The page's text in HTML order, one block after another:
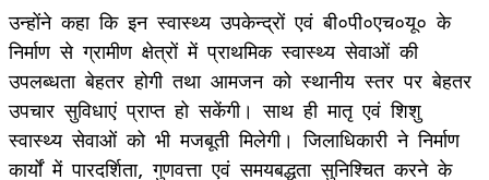
उन्होंने कहा कि इन स्वास्थ्य उपकेन्द्रों एवं बी०पी०एच०यू० के
निर्माण से ग्रामीण क्षेत्रों में प्राथमिक स्वास्थ्य सेवाओं की
उपलब्धता बेहतर होगी तथा आमजन को स्थानीय स्तर पर बेहतर
उपचार सुविधाएं प्राप्त हो सकेंगी। साथ ही मातृ एवं शिशु
स्वास्थ्य सेवाओं को भी मजबूती मिलेगी। जिलाधिकारी ने निर्माण
कार्यों में पारदर्शिता, गुणवत्ता एवं समयबद्धता सुनिश्चित करने के